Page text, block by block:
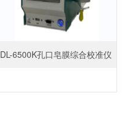
DL-6500K孔口皂膜综合校准仪